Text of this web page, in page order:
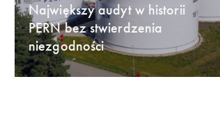
Największy audyt w historii
PERN bez stwierdzenia
niezgodności